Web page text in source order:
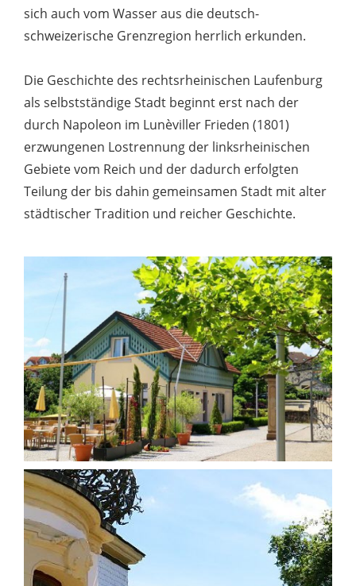
sich auch vom Wasser aus die deutsch-
schweizerische Grenzregion herrlich erkunden.
Die Geschichte des rechtsrheinischen Laufenburg
als selbstständige Stadt beginnt erst nach der
durch Napoleon im Lunèviller Frieden (1801)
erzwungenen Lostrennung der linksrheinischen
Gebiete vom Reich und der dadurch erfolgten
Teilung der bis dahin gemeinsamen Stadt mit alter
städtischer Tradition und reicher Geschichte.